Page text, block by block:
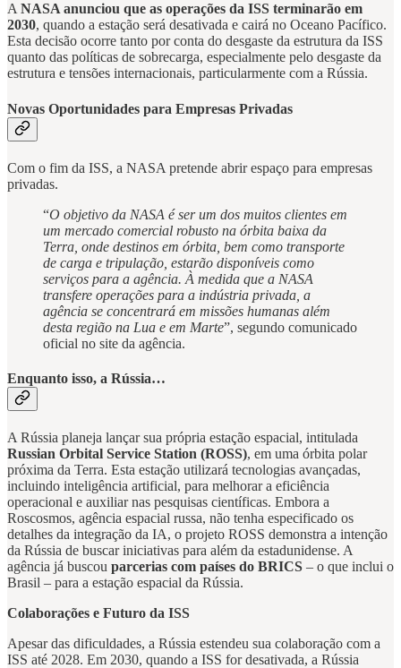
A NASA anunciou que as operações da ISS terminarão em
2030, quando a estação será desativada e cairá no Oceano Pacífico.
Esta decisão ocorre tanto por conta do desgaste da estrutura da ISS
quanto das políticas de sobrecarga, especialmente pelo desgaste da
estrutura e tensões internacionais, particularmente com a Rússia.
Novas Oportunidades para Empresas Privadas
Com o fim da ISS, a NASA pretende abrir espaço para empresas
privadas.
“O objetivo da NASA é ser um dos muitos clientes em
um mercado comercial robusto na órbita baixa da
Terra, onde destinos em órbita, bem como transporte
de carga e tripulação, estarão disponíveis como
serviços para a agência. À medida que a NASA
transfere operações para a indústria privada, a
agência se concentrará em missões humanas além
desta região na Lua e em Marte”, segundo comunicado
oficial no site da agência.
Enquanto isso, a Rússia…
A Rússia planeja lançar sua própria estação espacial, intitulada
Russian Orbital Service Station (ROSS), em uma órbita polar
próxima da Terra. Esta estação utilizará tecnologias avançadas,
incluindo inteligência artificial, para melhorar a eficiência
operacional e auxiliar nas pesquisas científicas. Embora a
Roscosmos, agência espacial russa, não tenha especificado os
detalhes da integração da IA, o projeto ROSS demonstra a intenção
da Rússia de buscar iniciativas para além da estadunidense. A
agência já buscou parcerias com países do BRICS – o que inclui o
Brasil – para a estação espacial da Rússia.
Colaborações e Futuro da ISS
Apesar das dificuldades, a Rússia estendeu sua colaboração com a
ISS até 2028. Em 2030, quando a ISS for desativada, a Rússia